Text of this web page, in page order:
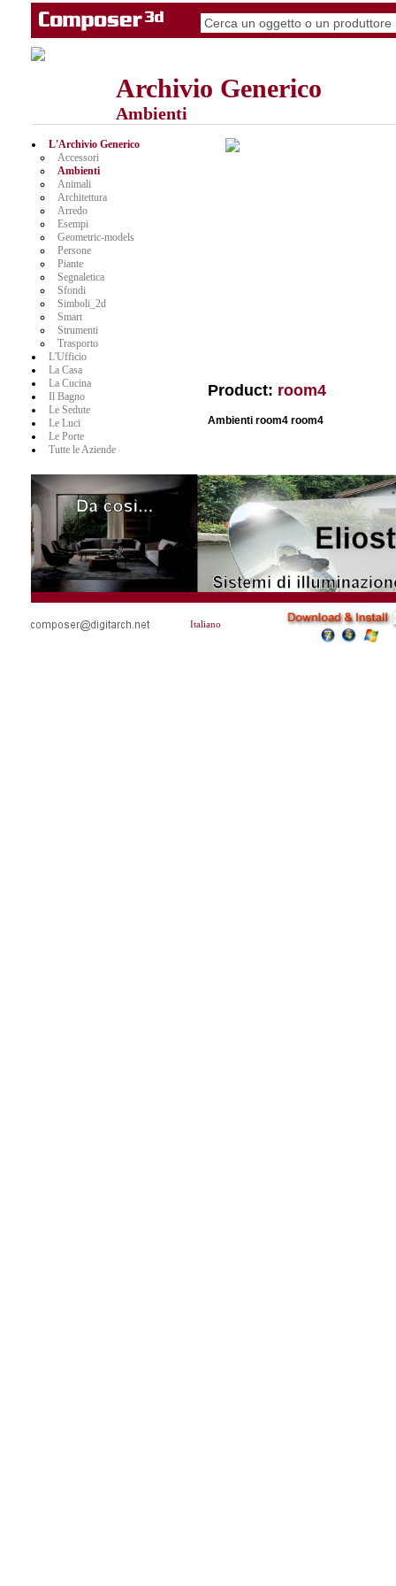
Archivio Generico
Ambienti
L'Archivio Generico
Accessori
Ambienti
Animali
Architettura
Arredo
Esempi
Geometric-models
Persone
Piante
Segnaletica
Sfondi
Simboli_2d
Smart
Strumenti
Trasporto
L'Ufficio
La Casa
La Cucina
Il Bagno
Le Sedute
Le Luci
Le Porte
Tutte le Aziende
Product: room4
Ambienti room4 room4
Italiano